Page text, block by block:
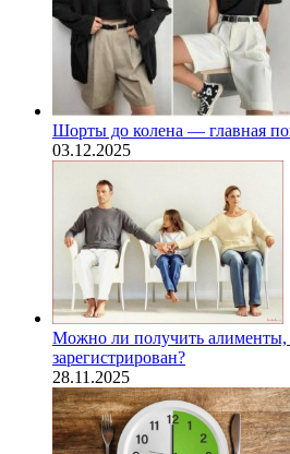
Шорты до колена — главная
03.12.2025
Можно ли получить алименты,
зарегистрирован?
28.11.2025